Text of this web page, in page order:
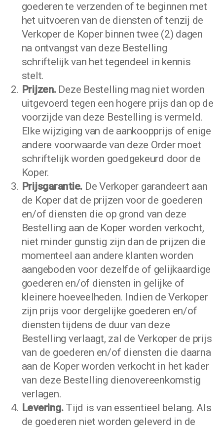
goederen te verzenden of te beginnen met
het uitvoeren van de diensten of tenzij de
Verkoper de Koper binnen twee (2) dagen
na ontvangst van deze Bestelling
schriftelijk van het tegendeel in kennis
stelt.
Prijzen. Deze Bestelling mag niet worden
uitgevoerd tegen een hogere prijs dan op de
voorzijde van deze Bestelling is vermeld.
Elke wijziging van de aankoopprijs of enige
andere voorwaarde van deze Order moet
schriftelijk worden goedgekeurd door de
Koper.
Prijsgarantie. De Verkoper garandeert aan
de Koper dat de prijzen voor de goederen
en/of diensten die op grond van deze
Bestelling aan de Koper worden verkocht,
niet minder gunstig zijn dan de prijzen die
momenteel aan andere klanten worden
aangeboden voor dezelfde of gelijkaardige
goederen en/of diensten in gelijke of
kleinere hoeveelheden. Indien de Verkoper
zijn prijs voor dergelijke goederen en/of
diensten tijdens de duur van deze
Bestelling verlaagt, zal de Verkoper de prijs
van de goederen en/of diensten die daarna
aan de Koper worden verkocht in het kader
van deze Bestelling dienovereenkomstig
verlagen.
Levering. Tijd is van essentieel belang. Als
de goederen niet worden geleverd in de